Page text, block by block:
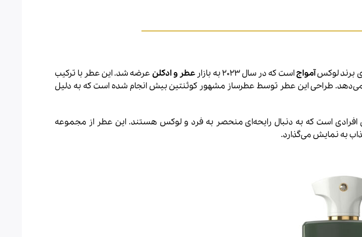
برند لوکسآمواجاست که در سال 2023 به بازار عطر و ادکلن عرضه شد. این عطر با ترکیب
می‌دهد. طراحی این عطر توسط عطرساز مشهور کوئنتین بیش انجام شده است که به دلیل
افرادی است که به دنبال رایحه‌ای منحصر به فرد و لوکس هستند. این عطر از مجموعه